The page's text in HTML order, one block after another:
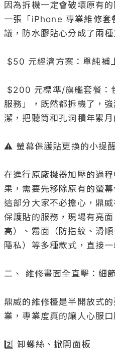
因為拆機一定會破壞原有
一張「iPhone 專業維修套
議，防水膠貼心分成了兩種
服務」，既然都拆機了，
潔，把聽筒和孔洞積年累
⚠️ 螢幕保護貼更換的小提
在進行原廠機器加壓的過
果，需要先移除原有的螢幕
這部分大家不必擔心，鼎
保護貼的服務，現場有亮
高）、霧面（防指紋、滑
隱私）等多種款式，直接一
二、 維修畫面全直擊：細
鼎威的維修檯是半開放式
業，專業度真的讓人心服口
2️⃣ 卸螺絲、掀開面板